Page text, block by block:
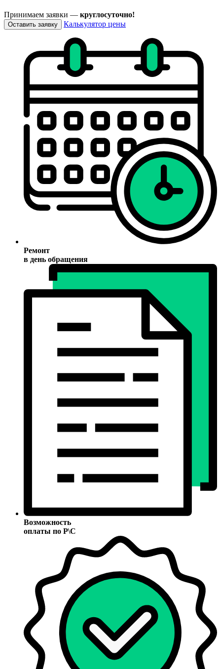
Принимаем заявки — круглосуточно!
Оставить заявку Калькулятор цены
Ремонт
в день обращения
Возможность
оплаты по Р\С